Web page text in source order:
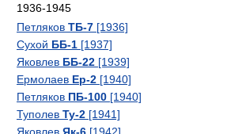
1936-1945
Петляков ТБ-7 [1936]
Сухой ББ-1 [1937]
Яковлев ББ-22 [1939]
Ермолаев Ер-2 [1940]
Петляков ПБ-100 [1940]
Туполев Ту-2 [1941]